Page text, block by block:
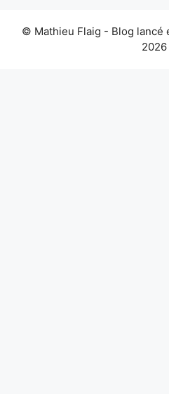
© Mathieu Flaig - Blog lancé
2026